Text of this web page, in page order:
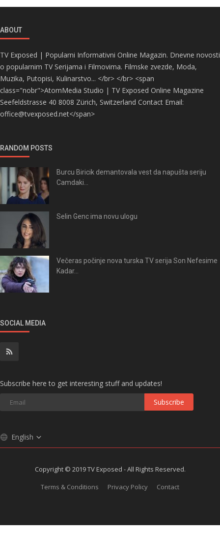
ABOUT
TV Exposed | Popularni Informativni Online Magazin. Dnevne novosti
o popularnim TV Serijama i Filmovima. Filmske zvezde, Moda,
Muzika, Putopisi, Kulinarstvo... </br> </br> <span
class="nobr">AtomMedia Studio | TV Exposed Online Magazine
Seefeldstrasse 40 8008 Zürich, Switzerland Contact Email:
office@tvexposed.net</span>
RANDOM POSTS
Burcu Biricik demantovala vest da napušta seriju
Camdaki...
Selin Genc ima novu ulogu
Večeras počinje nova turska TV serija Son Nefesime
Kadar...
SOCIAL MEDIA
Subscribe here to get interesting stuff and updates!
Subscribe
English
Copyright © 2019 TV Exposed - All Rights Reserved.
Terms & Conditions
Privacy Policy Contact